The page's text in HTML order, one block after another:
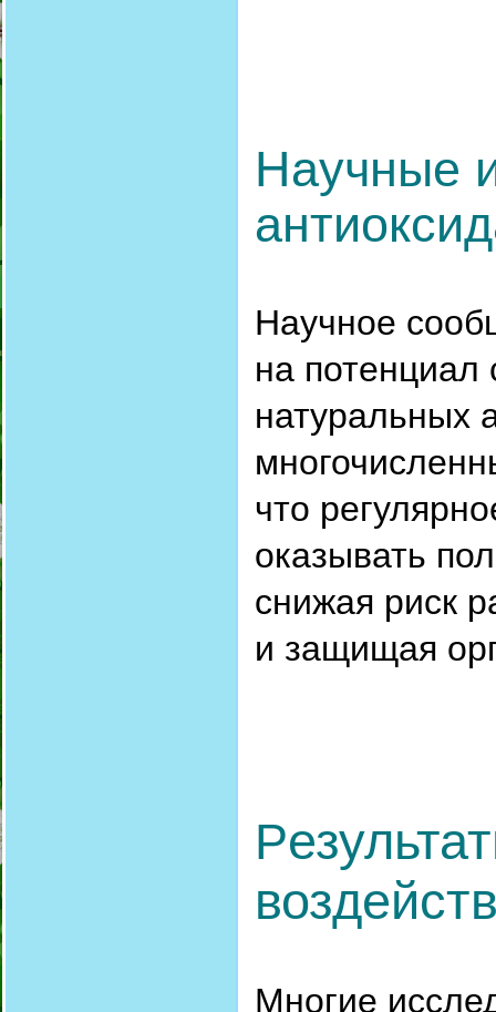
Научные
Научное
на потенциал
натуральных
что
оказывать
снижая риск
и защищая
Р
Многие